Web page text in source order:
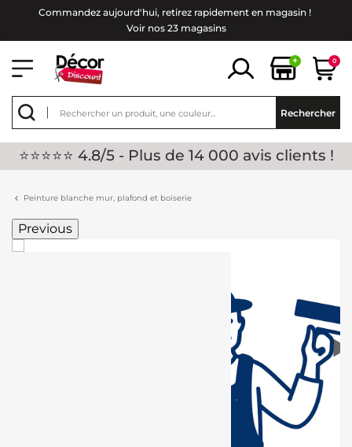
Commandez aujourd'hui, retirez rapidement en magasin !
Voir nos 23 magasins
+ 0
Rechercher
⭐⭐⭐⭐⭐ 4.8/5 - Plus de 14 000 avis clients !
Peinture blanche mur, plafond et boiserie
Previous